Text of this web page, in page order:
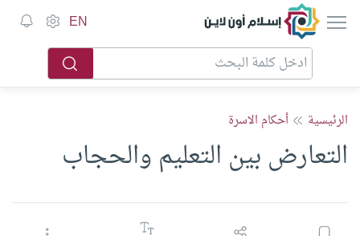
إسلام أون لاين EN
الرئيسية أحكام الاسرة
التعارض بين التعليم والحجاب